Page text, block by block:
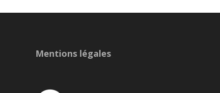
Mentions légales